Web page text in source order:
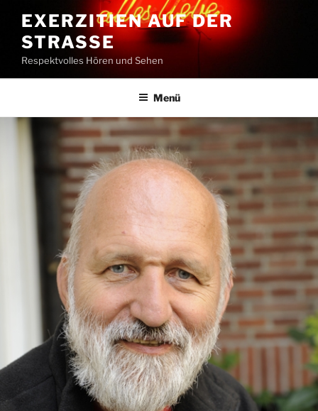
Inhalt
springen
EXERZITIEN AUF DER
STRASSE
Respektvolles Hören und Sehen
Menü